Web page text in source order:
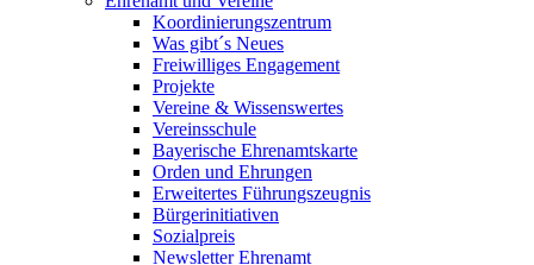
Koordinierungszentrum
Was gibt´s Neues
Freiwilliges Engagement
Projekte
Vereine & Wissenswertes
Vereinsschule
Bayerische Ehrenamtskarte
Orden und Ehrungen
Erweitertes Führungszeugnis
Bürgerinitiativen
Sozialpreis
Newsletter Ehrenamt